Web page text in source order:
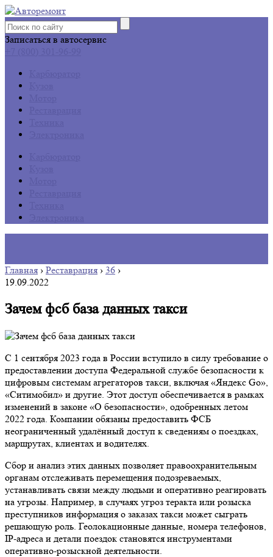
Записаться в автосервис
Главная › Реставрация › 36 ›
19.09.2022
Зачем фсб база данных такси
С 1 сентября 2023 года в России вступило в силу требование о
предоставлении доступа Федеральной службе безопасности к
цифровым системам агрегаторов такси, включая «Яндекс Go»,
«Ситимобил» и другие. Этот доступ обеспечивается в рамках
изменений в законе «О безопасности», одобренных летом
2022 года. Компании обязаны предоставить ФСБ
неограниченный удалённый доступ к сведениям о поездках,
маршрутах, клиентах и водителях.
Сбор и анализ этих данных позволяет правоохранительным
органам отслеживать перемещения подозреваемых,
устанавливать связи между людьми и оперативно реагировать
на угрозы. Например, в случаях угроз теракта или розыска
преступников информация о заказах такси может сыграть
решающую роль. Геолокационные данные, номера телефонов,
IP-адреса и детали поездок становятся инструментами
оперативно-розыскной деятельности.